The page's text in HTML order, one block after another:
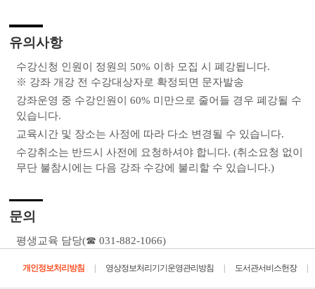
유의사항
수강신청 인원이 정원의 50% 이하 모집 시 폐강됩니다.
※ 강좌 개강 전 수강대상자로 확정되면 문자발송
강좌운영 중 수강인원이 60% 미만으로 줄어들 경우 폐강될 수
있습니다.
교육시간 및 장소는 사정에 따라 다소 변경될 수 있습니다.
수강취소는 반드시 사전에 요청하셔야 합니다. (취소요청 없이
무단 불참시에는 다음 강좌 수강에 불리할 수 있습니다.)
문의
평생교육 담당(☎ 031-882-1066)
개인정보처리방침 | 영상정보처리기기운영관리방침 | 도서관서비스헌장 |